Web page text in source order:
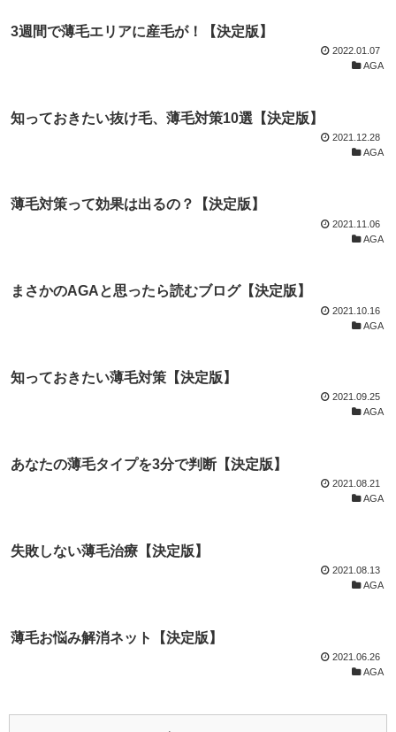
3週間で薄毛エリアに産毛が！【決定版】
2022.01.07
AGA
知っておきたい抜け毛、薄毛対策10選【決定版】
2021.12.28
AGA
薄毛対策って効果は出るの？【決定版】
2021.11.06
AGA
まさかのAGAと思ったら読むブログ【決定版】
2021.10.16
AGA
知っておきたい薄毛対策【決定版】
2021.09.25
AGA
あなたの薄毛タイプを3分で判断【決定版】
2021.08.21
AGA
失敗しない薄毛治療【決定版】
2021.08.13
AGA
薄毛お悩み解消ネット【決定版】
2021.06.26
AGA